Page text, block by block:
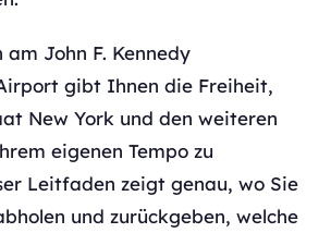
John F. Kennedy
gibt Ihnen die Freiheit,
New York und den weiteren
eigenen Tempo zu
Leitfaden zeigt genau, wo Sie
und zurückgeben, welche